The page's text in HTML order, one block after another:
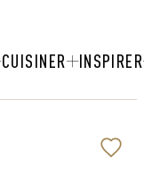
CUISINER INSPIRER